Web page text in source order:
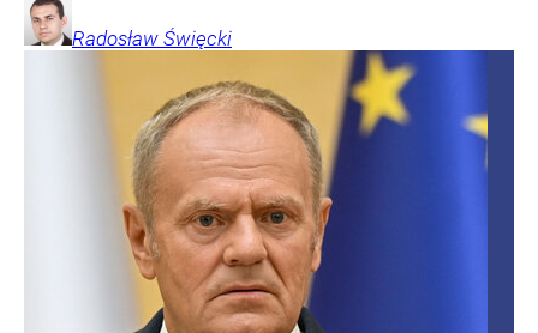
Radosław Święcki